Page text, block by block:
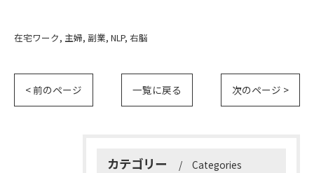
在宅ワーク 主婦 副業 NLP 右脳
< 前のページ 一覧に戻る 次のページ >
カテゴリー Categories